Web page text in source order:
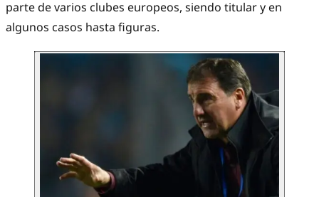
parte de varios clubes europeos, siendo titular y en
algunos casos hasta figuras.